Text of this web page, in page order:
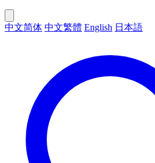
中文简体 中文繁體 English 日本語